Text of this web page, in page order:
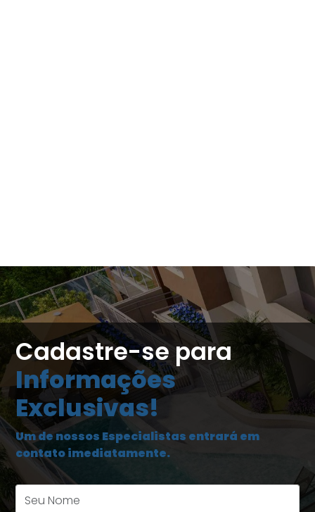
Cadastre-se para
Informações
Exclusivas!
Um de nossos Especialistas entrará em
contato imediatamente.